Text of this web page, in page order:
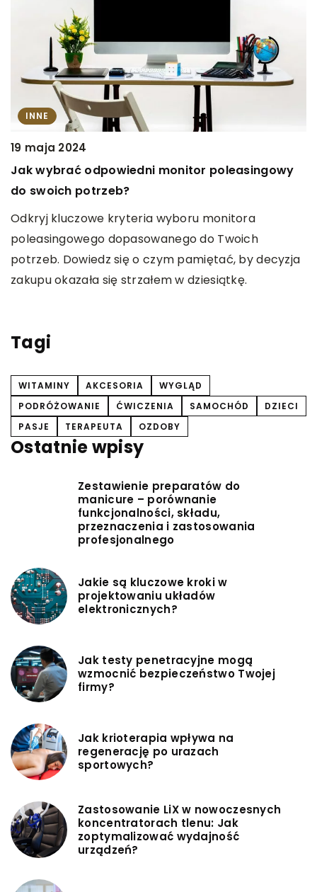
INNE
19 maja 2024
Jak wybrać odpowiedni monitor poleasingowy
do swoich potrzeb?
Odkryj kluczowe kryteria wyboru monitora
poleasingowego dopasowanego do Twoich
potrzeb. Dowiedz się o czym pamiętać, by decyzja
zakupu okazała się strzałem w dziesiątkę.
Tagi
WITAMINY AKCESORIA
WYGLĄD
PODRÓŻOWANIE
ĆWICZENIA SAMOCHÓD
DZIECI
PASJE
TERAPEUTA OZDOBY
Ostatnie wpisy
Zestawienie preparatów do
manicure – porównanie
funkcjonalności, składu,
przeznaczenia i zastosowania
profesjonalnego
Jakie są kluczowe kroki w
projektowaniu układów
elektronicznych?
Jak testy penetracyjne mogą
wzmocnić bezpieczeństwo Twojej
firmy?
Jak krioterapia wpływa na
regenerację po urazach
sportowych?
Zastosowanie LiX w nowoczesnych
koncentratorach tlenu: Jak
zoptymalizować wydajność
urządzeń?